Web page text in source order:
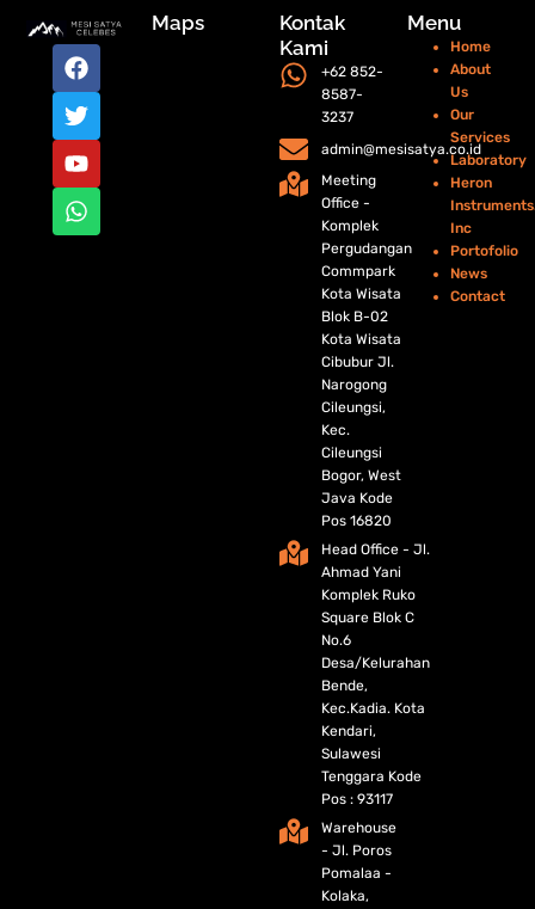
F
a
c
e
b
o
o
k
T
w
i
t
t
e
r
Y
o
u
t
u
b
e
W
h
a
t
s
a
p
p
Maps
Kontak
Kami
+62 852-
8587-
3237
admin@mesisatya.co.id
Meeting
Office -
Komplek
Pergudangan
Commpark
Kota Wisata
Blok B-02
Kota Wisata
Cibubur Jl.
Narogong
Cileungsi,
Kec.
Cileungsi
Bogor, West
Java Kode
Pos 16820
Head Office - Jl.
Ahmad Yani
Komplek Ruko
Square Blok C
No.6
Desa/Kelurahan
Bende,
Kec.Kadia. Kota
Kendari,
Sulawesi
Tenggara Kode
Pos : 93117
Warehouse
- Jl. Poros
Pomalaa -
Kolaka,
Menu
Home
About
Us
Our
Services
Laboratory
Heron
Inc
Portofolio
News
Contact